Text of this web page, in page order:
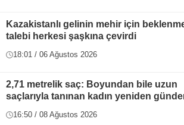
Kazakistanlı gelinin mehir için
talebi herkesi şaşkına çevirdi
18:01 / 06 Ağustos 2026
2,71 metrelik saç: Boyundan bile uzun
saçlarıyla tanınan kadın yeniden
16:50 / 08 Ağustos 2026